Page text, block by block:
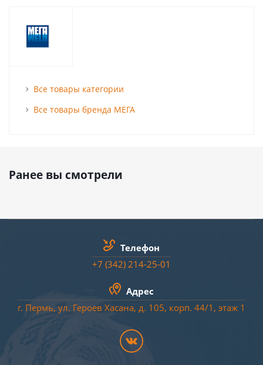
Все товары категории
Все товары бренда МЕГА
Ранее вы смотрели
Телефон
+7 (342) 214-25-01
Адрес
г. Пермь, ул. Героев Хасана, д. 105, корп. 44/1 , этаж 1